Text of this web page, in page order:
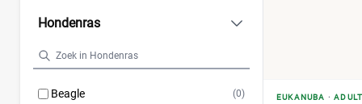
Hondenras
Beagle (0) EUKANUBA ·ADULT